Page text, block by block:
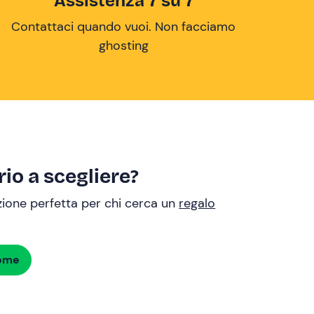
Contattaci quando vuoi. Non facciamo
ghosting
a scegliere?
perfetta per chi cerca un regalo